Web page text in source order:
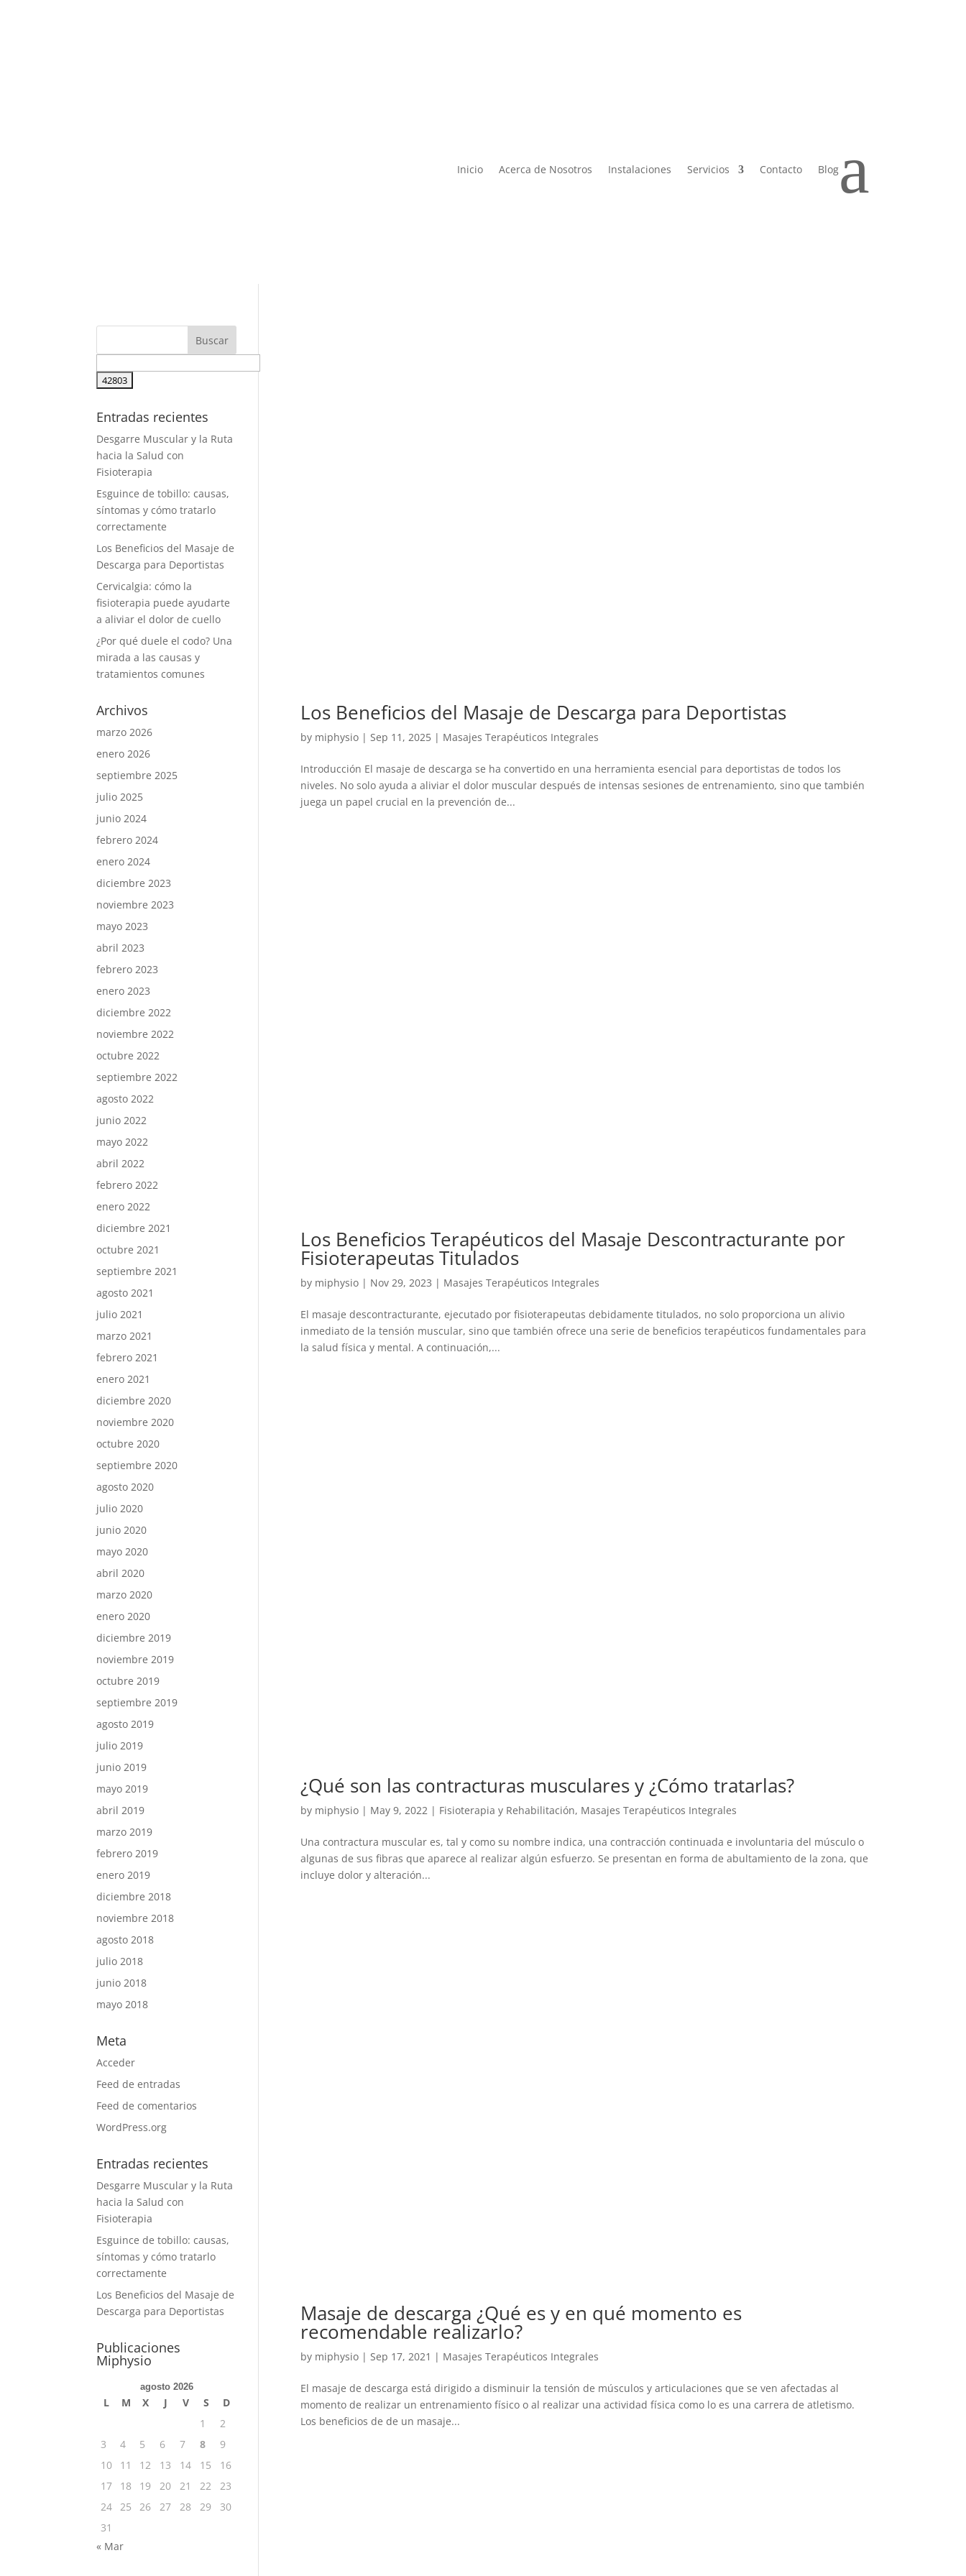
Inicio Acerca de Nosotros Instalaciones Servicios Contacto Bloga
Los Beneficios del Masaje de Descarga para Deportistas
by miphysio| Sep 11, 2025| Masajes Terapéuticos Integrales
Introducción El masaje de descarga se ha convertido en una herramienta esencial para deportistas de todos los
niveles. No solo ayuda a aliviar el dolor muscular después de intensas sesiones de entrenamiento, sino que también
juega un papel crucial en la prevención de...
Los Beneficios Terapéuticos del Masaje Descontracturante por
Fisioterapeutas Titulados
by miphysio| Nov 29, 2023 | Masajes Terapéuticos Integrales
El masaje descontracturante, ejecutado por fisioterapeutas debidamente titulados, no solo proporciona un alivio
inmediato de la tensión muscular, sino que también ofrece una serie de beneficios terapéuticos fundamentales para
la salud física y mental. A continuación,...
¿Qué son las contracturas musculares y ¿Cómo tratarlas?
by miphysio| May 9, 2022| Fisioterapia y Rehabilitación, Masajes Terapéuticos Integrales
Una contractura muscular es, tal y como su nombre indica, una contracción continuada e involuntaria del músculo o
algunas de sus fibras que aparece al realizar algún esfuerzo. Se presentan en forma de abultamiento de la zona, que
incluye dolor y alteración...
Masaje de descarga ¿Qué es y en qué momento es
recomendable realizarlo?
by miphysio| Sep 17, 2021 | Masajes Terapéuticos Integrales
El masaje de descarga está dirigido a disminuir la tensión de músculos y articulaciones que se ven afectadas al
momento de realizar un entrenamiento físico o al realizar una actividad física como lo es una carrera de atletismo.
Los beneficios de de un masaje...
Entradas recientes
Desgarre Muscular y la Ruta
hacia la Salud con
Fisioterapia
Esguince de tobillo: causas,
síntomas y cómo tratarlo
correctamente
Los Beneficios del Masaje de
Descarga para Deportistas
Cervicalgia: cómo la
fisioterapia puede ayudarte
a aliviar el dolor de cuello
¿Por qué duele el codo? Una
mirada a las causas y
tratamientos comunes
Archivos
marzo 2026
enero 2026
septiembre 2025
julio 2025
junio 2024
febrero 2024
enero 2024
diciembre 2023
noviembre 2023
mayo 2023
abril 2023
febrero 2023
enero 2023
diciembre 2022
noviembre 2022
octubre 2022
septiembre 2022
agosto 2022
junio 2022
mayo 2022
abril 2022
febrero 2022
enero 2022
diciembre 2021
octubre 2021
septiembre 2021
agosto 2021
julio 2021
marzo 2021
febrero 2021
enero 2021
diciembre 2020
noviembre 2020
octubre 2020
septiembre 2020
agosto 2020
julio 2020
junio 2020
mayo 2020
abril 2020
marzo 2020
enero 2020
diciembre 2019
noviembre 2019
octubre 2019
septiembre 2019
agosto 2019
julio 2019
junio 2019
mayo 2019
abril 2019
marzo 2019
febrero 2019
enero 2019
diciembre 2018
noviembre 2018
agosto 2018
julio 2018
junio 2018
mayo 2018
Meta
Acceder
Feed de entradas
Feed de comentarios
WordPress.org
Entradas recientes
Desgarre Muscular y la Ruta
hacia la Salud con
Fisioterapia
Esguince de tobillo: causas,
síntomas y cómo tratarlo
correctamente
Los Beneficios del Masaje de
Descarga para Deportistas
Publicaciones
Miphysio
agosto 2026
L M X J V S
D
1
2
3
4 5 6 7 8
9
10
11 12 13 14 15
16
17
18 19 20 21 22
23
24
25 26 27 28 29
30
31
« Mar